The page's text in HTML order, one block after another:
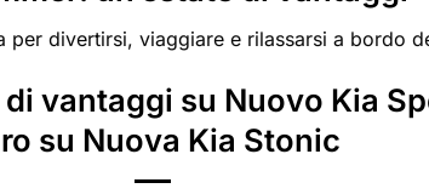
per divertirsi, viaggiare e rilassarsi a bordo
vantaggi su Nuovo Kia
su Nuova Kia Stonic